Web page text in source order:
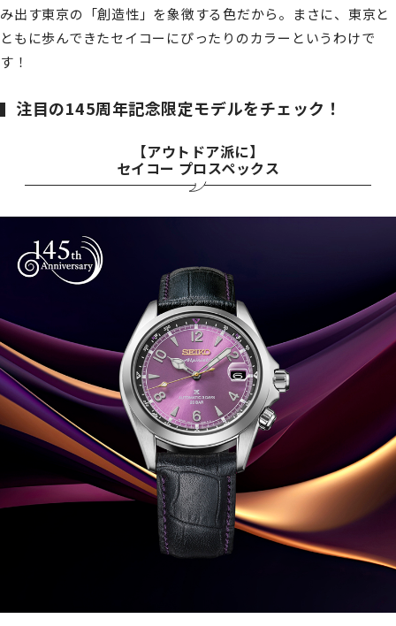
み出す東京の「創造性」を象徴する色だから。まさに、東京と
ともに歩んできたセイコーにぴったりのカラーというわけで
す！
注目の145周年記念限定モデルをチェック！
【アウトドア派に】
セイコー プロスペックス